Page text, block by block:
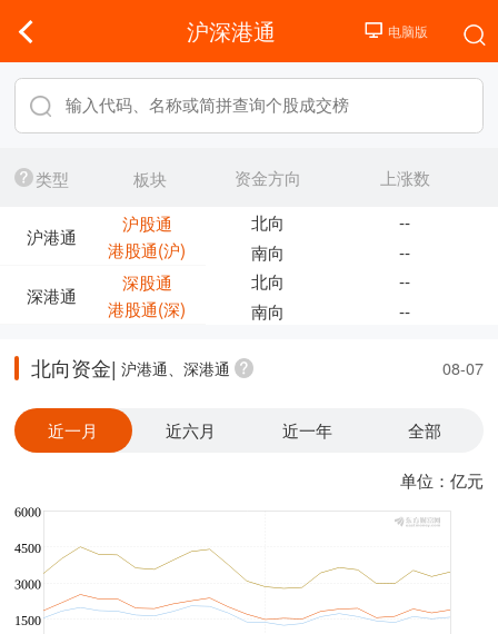
沪深港通
类型 板块
沪港通
沪股通
港股通(沪)
深港通
深股通
港股通(深)
资金方向
上涨数
北向
--
南向
--
北向
--
南向
--
北向资金| 沪港通、深港通 08-07
近一月 近六月 近一年 全部
单位：亿元